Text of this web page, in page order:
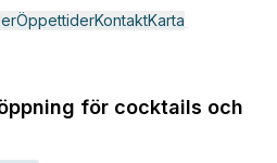
ÖppettiderKontaktKarta
för cocktails och